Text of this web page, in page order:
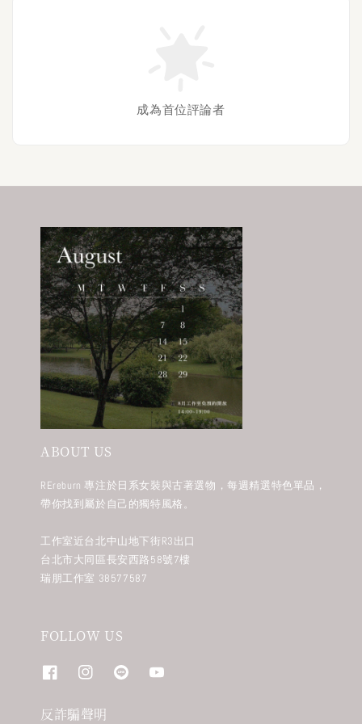
成為首位評論者
ABOUT US
REreburn 專注於日系女裝與古著選物，每週精選特色單品，
帶你找到屬於自己的獨特風格。
工作室近台北中山地下街R3出口
台北市大同區長安西路58號7樓
瑞朋工作室 38577587
FOLLOW US
反詐騙聲明